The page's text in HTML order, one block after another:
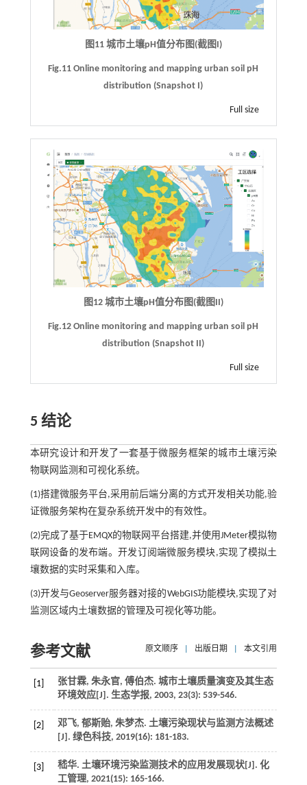
图11 城市土壤pH值分布图(截图I)
Fig.11 Online monitoring and mapping urban soil pH
distribution (Snapshot I)
Full size
图12 城市土壤pH值分布图(截图II)
Fig.12 Online monitoring and mapping urban soil pH
distribution (Snapshot II)
Full size
5 结论
本研究设计和开发了一套基于微服务框架的城市土壤污染
物联网监测和可视化系统。
(1)搭建微服务平台,采用前后端分离的方式开发相关功能,验
证微服务架构在复杂系统开发中的有效性。
(2)完成了基于EMQX的物联网平台搭建,并使用JMeter模拟物
联网设备的发布端。开发订阅端微服务模块,实现了模拟土
壤数据的实时采集和入库。
(3)开发与Geoserver服务器对接的WebGIS功能模块,实现了对
监测区域内土壤数据的管理及可视化等功能。
参考文献 原文顺序 出版日期 本文引用
[1]
张甘霖, 朱永官, 傅伯杰. 城市土壤质量演变及其生态
环境效应[J]. 生态学报, 2003, 23(3): 539-546.
[2]
邓飞, 郁斯贻, 朱梦杰. 土壤污染现状与监测方法概述
[J]. 绿色科技, 2019(16): 181-183.
[3] 嵇华. 土壤环境污染监测技术的应用发展现状[J]. 化
工管理, 2021(15): 165-166.